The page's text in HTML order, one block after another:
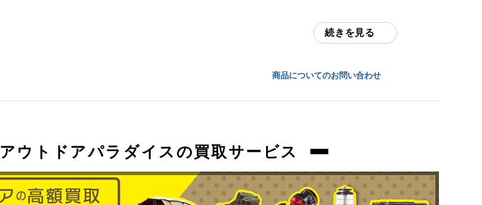
未開封のお品物になります。外箱の傷みや
保管時の多少の擦れ、汚れはご容赦くださ
続きを見る
商品についてのお問い合わせ
アウトドアパラダイスの買取サービス